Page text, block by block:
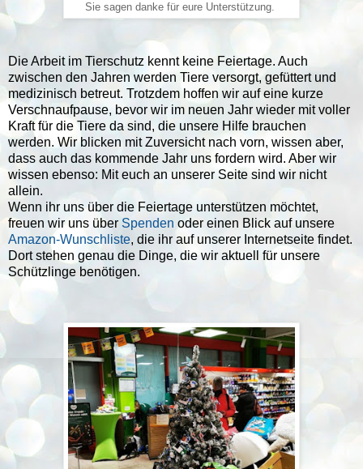
Sie sagen danke für eure Unterstützung.
Die Arbeit im Tierschutz kennt keine Feiertage. Auch
zwischen den Jahren werden Tiere versorgt, gefüttert und
medizinisch betreut. Trotzdem hoffen wir auf eine kurze
Verschnaufpause, bevor wir im neuen Jahr wieder mit voller
Kraft für die Tiere da sind, die unsere Hilfe brauchen
werden. Wir blicken mit Zuversicht nach vorn, wissen aber,
dass auch das kommende Jahr uns fordern wird. Aber wir
wissen ebenso: Mit euch an unserer Seite sind wir nicht
allein.
Wenn ihr uns über die Feiertage unterstützen möchtet,
freuen wir uns über Spenden oder einen Blick auf unsere
Amazon-Wunschliste, die ihr auf unserer Internetseite findet.
Dort stehen genau die Dinge, die wir aktuell für unsere
Schützlinge benötigen.